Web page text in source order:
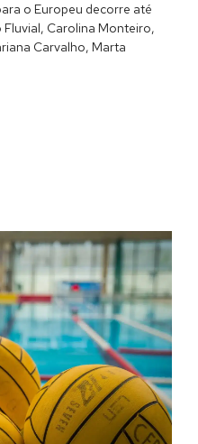
o Europeu decorre até
Fluvial, Carolina Monteiro,
Carvalho, Marta